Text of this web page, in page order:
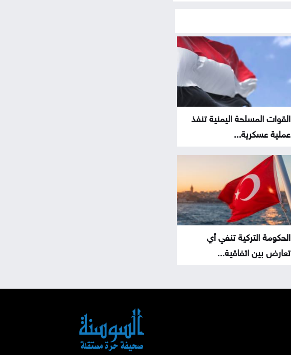
القوات المسلحة اليمنية تنفذ
عملية عسكرية...
الحكومة التركية تنفي أي
تعارض بين اتفاقية...